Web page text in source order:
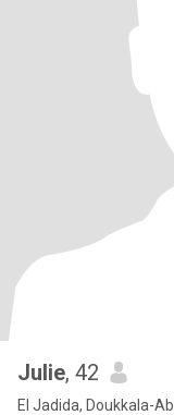
Julie, 42
El Jadida, Doukkala-